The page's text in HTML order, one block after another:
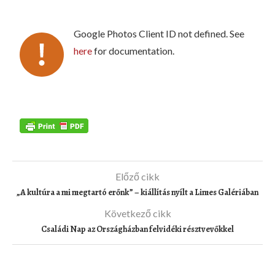
Google Photos Client ID not defined. See
herefor documentation.
Előző cikk
„A kultúra a mi megtartó erőnk” – kiállítás nyílt a Limes Galériában
Következő cikk
Családi Nap az Országházban felvidéki résztvevőkkel